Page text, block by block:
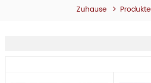
Zuhause Produkte